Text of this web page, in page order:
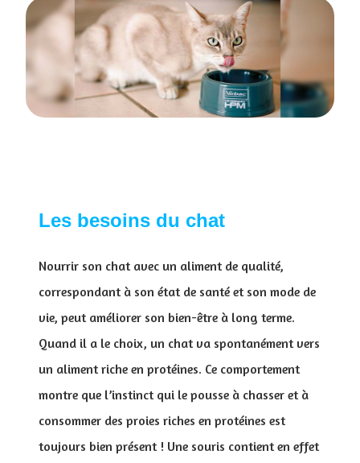
Les besoins du chat
Nourrir son chat avec un aliment de qualité,
correspondant à son état de santé et son mode de
vie, peut améliorer son bien-être à long terme.
Quand il a le choix, un chat va spontanément vers
un aliment riche en protéines. Ce comportement
montre que l’instinct qui le pousse à chasser et à
consommer des proies riches en protéines est
toujours bien présent ! Une souris contient en effet